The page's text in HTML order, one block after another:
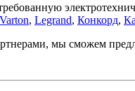
Varton, Legrand, Конкорд,
мы сможем